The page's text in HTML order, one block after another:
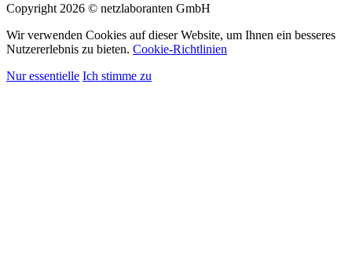
Copyright 2026 © netzlaboranten GmbH
Wir verwenden Cookies auf dieser Website, um Ihnen ein besseres
Nutzererlebnis zu bieten. Cookie-Richtlinien
Nur essentielle Ich stimme zu